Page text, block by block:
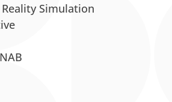
Reality Simulation